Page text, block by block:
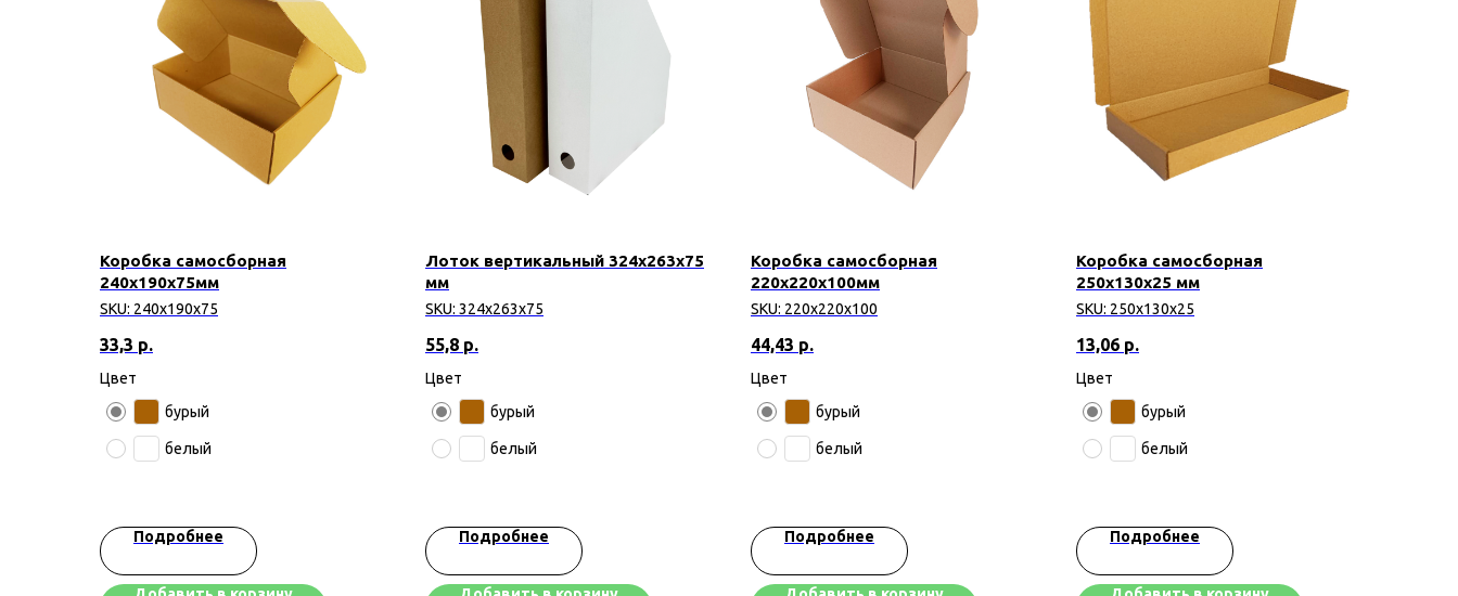
Коробка самосборная
240х190х75мм
SKU: 240х190х75
33,3 р.
Цвет
бурый
белый
Подробнее
Лоток вертикальный 324х263х75
мм
SKU: 324х263х75
55,8 р.
Цвет
бурый
белый
Подробнее
Коробка самосборная
220х220х100мм
SKU: 220х220х100
44,43 р.
Цвет
бурый
белый
Подробнее
Коробка самосборная
250х130х25 мм
SKU: 250х130х25
13,06 р.
Цвет
бурый
белый
Подробнее